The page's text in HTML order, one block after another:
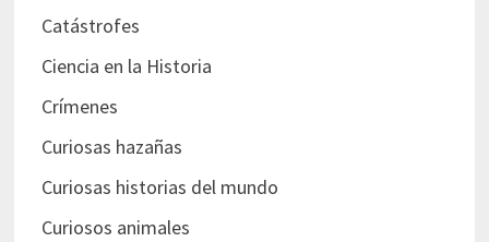
Catástrofes
Ciencia en la Historia
Crímenes
Curiosas hazañas
Curiosas historias del mundo
Curiosos animales